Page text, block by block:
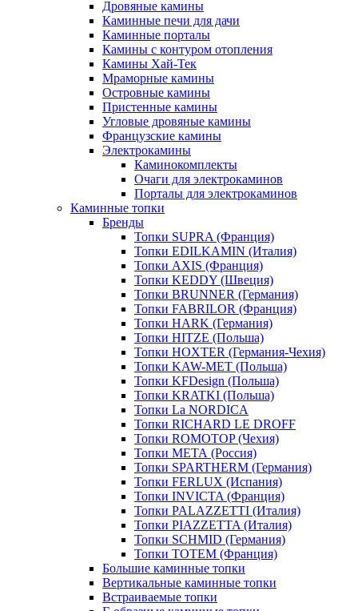
Дровяные камины
Каминные печи для дачи
Каминные порталы
Камины с контуром отопления
Камины Хай-Тек
Мраморные камины
Островные камины
Пристенные камины
Угловые дровяные камины
Французские камины
Электрокамины
Каминокомплекты
Очаги для электрокаминов
Порталы для электрокаминов
Каминные топки
Бренды
Топки SUPRA (Франция)
Топки EDILKAMIN (Италия)
Топки AXIS (Франция)
Топки KEDDY (Швеция)
Топки BRUNNER (Германия)
Топки FABRILOR (Франция)
Топки HARK (Германия)
Топки HITZE (Польша)
Топки HOXTER (Германия-Чехия)
Топки KAW-MET (Польша)
Топки KFDesign (Польша)
Топки KRATKI (Польша)
Топки La NORDICA
Топки RICHARD LE DROFF
Топки ROMOTOP (Чехия)
Топки МЕТА (Россия)
Топки SPARTHERM (Германия)
Топки FERLUX (Испания)
Топки INVICTA (Франция)
Топки PALAZZETTI (Италия)
Топки PIAZZETTA (Италия)
Топки SCHMID (Германия)
Топки TOTEM (Франция)
Большие каминные топки
Вертикальные каминные топки
Встраиваемые топки